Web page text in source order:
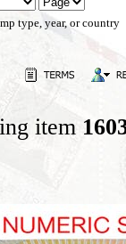
type, year, or country
item